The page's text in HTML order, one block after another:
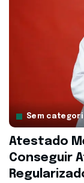
Sem
Atestado
Conseguir